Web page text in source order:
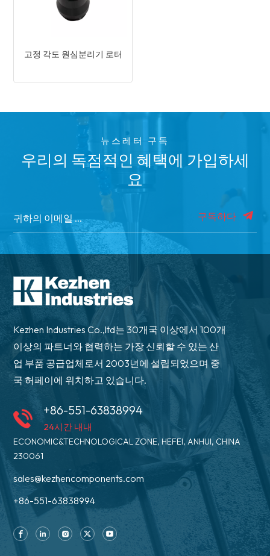
고정 각도 원심분리기 로터
뉴스레터 구독
우리의 독점적인 혜택에 가입하세
요
구독하다
Kezhen Industries Co.,ltd는 30개국 이상에서 100개
이상의 파트너와 협력하는 가장 신뢰할 수 있는 산
업 부품 공급업체로서 2003년에 설립되었으며 중
국 허페이에 위치하고 있습니다.
+86-551-63838994
24시간 내내
ECONOMIC&TECHNOLOGICAL ZONE, HEFEI, ANHUI, CHINA
230061
sales@kezhencomponents.com
+86-551-63838994